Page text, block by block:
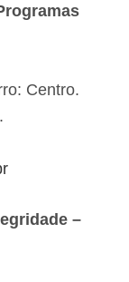
Centro.
–